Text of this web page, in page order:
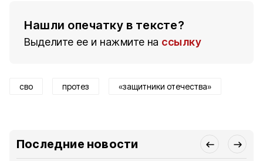
Нашли опечатку в тексте?
Выделите ее и нажмите на ссылку
сво протез «защитники отечества»
Последние новости